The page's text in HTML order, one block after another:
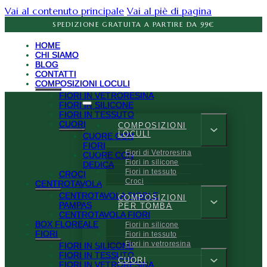
Vai al contenuto principale Vai al piè di pagina
SPEDIZIONE GRATUITA A PARTIRE DA 99€
HOME
CHI SIAMO
BLOG
CONTATTI
COMPOSIZIONI LOCULI
FIORI IN VETRORESINA
FIORI IN SILICONE
FIORI IN TESSUTO
CUORI
CUORE CON
FIORI
CUORE CON
DEDICA
CROCI
CENTROTAVOLA
CENTROTAVOLA FIORI E
PAMPAS
CENTROTAVOLA FIORI
BOX FLOREALE
FIORI
FIORI IN SILICONE
FIORI IN TESSUTO
FIORI IN VETRORESINA
COMPOSIZIONI
LOCULI
Fiori di Vetroresina
Fiori in silicone
Fiori in tessuto
Croci
COMPOSIZIONI
PER TOMBA
Fiori in silicone
Fiori in tessuto
Fiori in vetroresina
CUORI